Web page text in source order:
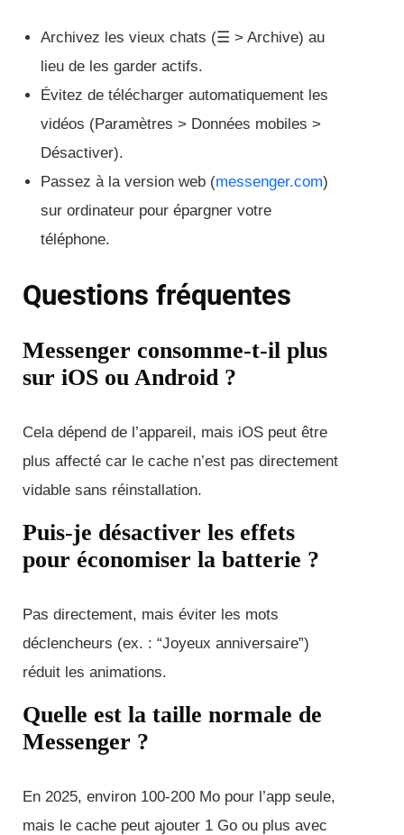
Archivez les vieux chats (☰ > Archive) au
lieu de les garder actifs.
Évitez de télécharger automatiquement les
vidéos (Paramètres > Données mobiles >
Désactiver).
Passez à la version web (messenger.com)
sur ordinateur pour épargner votre
téléphone.
Questions fréquentes
Messenger consomme-t-il plus
sur iOS ou Android ?
Cela dépend de l’appareil, mais iOS peut être
plus affecté car le cache n’est pas directement
vidable sans réinstallation.
Puis-je désactiver les effets
pour économiser la batterie ?
Pas directement, mais éviter les mots
déclencheurs (ex. : “Joyeux anniversaire”)
réduit les animations.
Quelle est la taille normale de
Messenger ?
En 2025, environ 100-200 Mo pour l’app seule,
mais le cache peut ajouter 1 Go ou plus avec